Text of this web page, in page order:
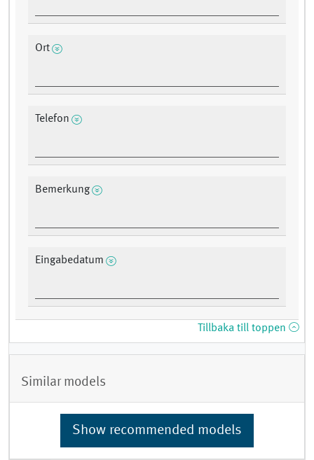
Ort
Telefon
Bemerkung
Eingabedatum
Tillbaka till toppen
Similar models
Show recommended models